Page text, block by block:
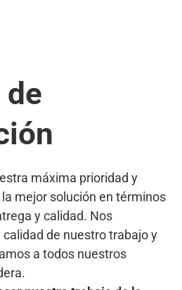
de
máxima prioridad y
mejor solución en términos
y calidad. Nos
de nuestro trabajo y
a todos nuestros